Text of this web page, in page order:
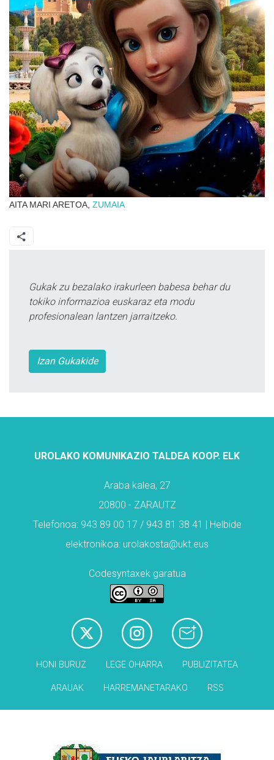
AITA MARI ARETOA, ZUMAIA
Gukak zu bezalako irakurleen babesa behar du
tokiko informazioa euskaraz eta modu
profesionalean lantzen jarraitzeko.
Izan Gukakide
UROLAKO KOMUNIKAZIO TALDEA KOOP. ELK
Araba kalea, 27
20800 - ZARAUTZ
Telefonoa: 943 89 00 17 / 943 81 38 41 | Helbide
elektronikoa: urolakosta@ukt.eus
Codesyntaxek garatua
HONI BURUZ LEGE OHARRA PUBLIZITATEA
ARAUAK HARREMANETARAKO RSS